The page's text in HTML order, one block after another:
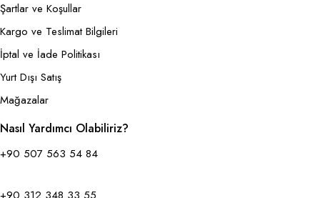
Şartlar ve Koşullar
Kargo ve Teslimat Bilgileri
İptal ve İade Politikası
Yurt Dışı Satış
Mağazalar
Nasıl Yardımcı Olabiliriz?
+90 507 563 54 84